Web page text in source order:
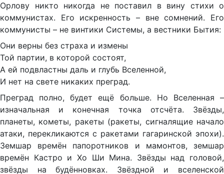
Орлову никто никогда не поставил в вину стихи о
коммунистах. Его искренность – вне сомнений. Его
коммунисты – не винтики Системы, а вестники Бытия:
Они верны без страха и измены
Той партии, в которой состоят,
А ей подвластны даль и глубь Вселенной,
И нет на свете никаких преград.
Преград полно, будет ещё больше. Но Вселенная –
изначальная и конечная точка отсчёта. Звёзды,
планеты, кометы, ракеты (ракеты, сигналящие начало
атаки, перекликаются с ракетами гагаринской эпохи).
Земшар времён папоротников и мамонтов, земшар
времён Кастро и Хо Ши Мина. Звёзды над головой,
звёзды на будённовках. Звёздной и вселенской